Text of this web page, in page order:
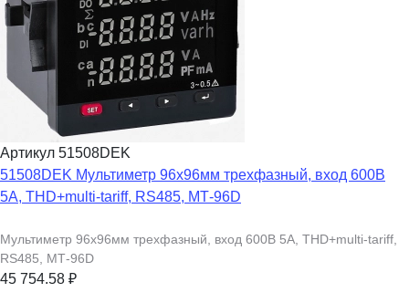
Артикул 51508DEK
51508DEK Мультиметр 96х96мм трехфазный, вход 600В
5А, THD+multi-tariff, RS485, МТ-96D
Мультиметр 96х96мм трехфазный, вход 600В 5А, THD+multi-tariff,
RS485, МТ-96D
45 754.58 ₽